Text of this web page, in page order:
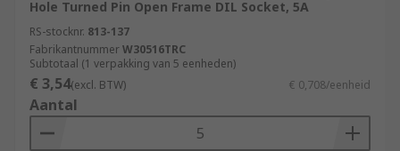
Hole Turned Pin Open Frame DIL Socket, 5A
RS-stocknr. 813-137
FabrikantnummerW30516TRC
Subtotaal (1 verpakking van 5 eenheden)
€ 3,54(excl. BTW) € 0,708/eenheid
Aantal